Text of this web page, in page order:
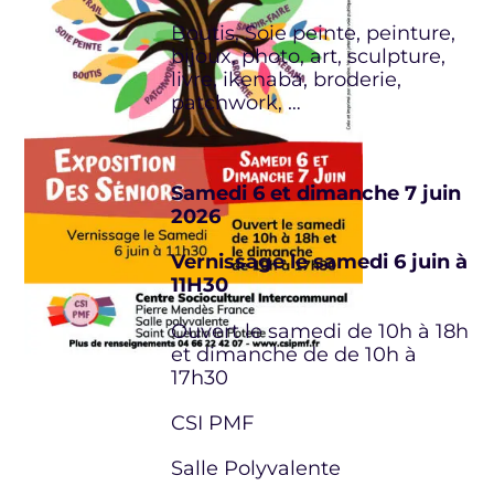
Boutis, Soie peinte, peinture,
bijoux, photo, art, sculpture,
livre, ikenaba, broderie,
patchwork, …
Samedi 6 et dimanche 7 juin
2026
Vernissage le samedi 6 juin à
11H30
Ouvert le samedi de 10h à 18h
et dimanche de de 10h à
17h30
CSI PMF
Salle Polyvalente